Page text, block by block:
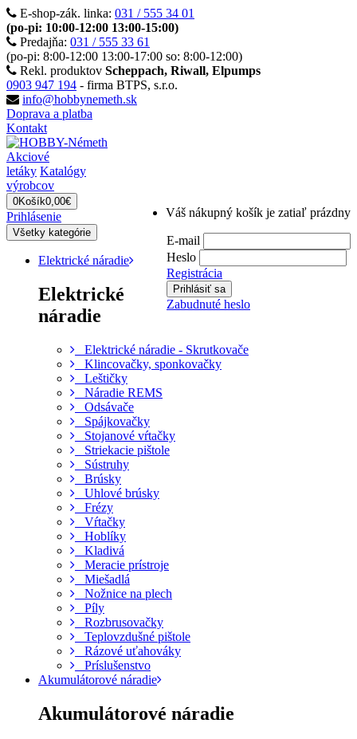
E-shop-zák. linka: 031 / 555 34 01
(po-pi: 10:00-12:00 13:00-15:00)
Predajňa: 031 / 555 33 61
(po-pi: 8:00-12:00 13:00-17:00 so: 8:00-12:00)
Rekl. produktov Scheppach, Riwall, Elpumps
0903 947 194 - firma BTPS, s.r.o.
info@hobbynemeth.sk
Doprava a platba
Kontakt
Akciové
letáky Katalógy
výrobcov
0Košík0,00€
Váš nákupný košík je zatiaľ prázdny
Prihlásenie
E-mail
Heslo
Registrácia
Zabudnuté heslo
Všetky kategórie
Elektrické náradie
Elektrické
náradie
Elektrické náradie - Skrutkovače
Klincovačky, sponkovačky
Leštičky
Náradie REMS
Odsávače
Spájkovačky
Stojanové vŕtačky
Striekacie pištole
Sústruhy
Brúsky
Uhlové brúsky
Frézy
Vŕtačky
Hoblíky
Kladivá
Meracie prístroje
Miešadlá
Nožnice na plech
Píly
Rozbrusovačky
Teplovzdušné pištole
Rázové uťahováky
Príslušenstvo
Akumulátorové náradie
Akumulátorové náradie